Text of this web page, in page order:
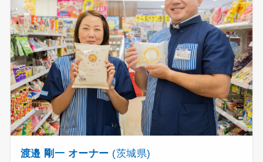
渡邉 剛一 オーナー (茨城県)